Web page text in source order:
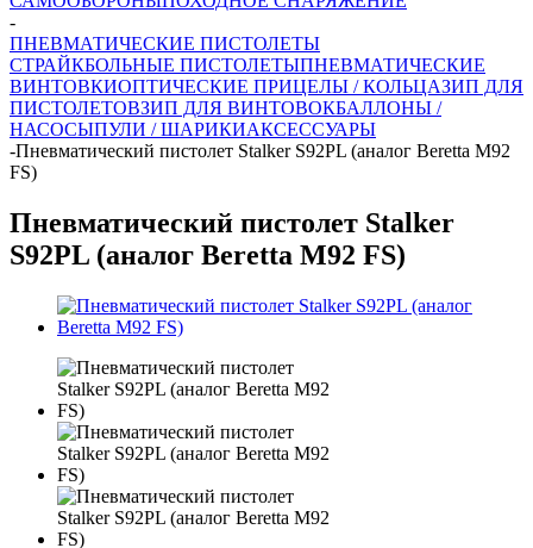
-
ПНЕВМАТИЧЕСКИЕ ПИСТОЛЕТЫ
СТРАЙКБОЛЬНЫЕ ПИСТОЛЕТЫПНЕВМАТИЧЕСКИЕ
ВИНТОВКИОПТИЧЕСКИЕ ПРИЦЕЛЫ / КОЛЬЦАЗИП ДЛЯ
ПИСТОЛЕТОВЗИП ДЛЯ ВИНТОВОКБАЛЛОНЫ /
НАСОСЫПУЛИ / ШАРИКИАКСЕССУАРЫ
-Пневматический пистолет Stalker S92PL (аналог Beretta M92
FS)
Пневматический пистолет Stalker
S92PL (аналог Beretta M92 FS)